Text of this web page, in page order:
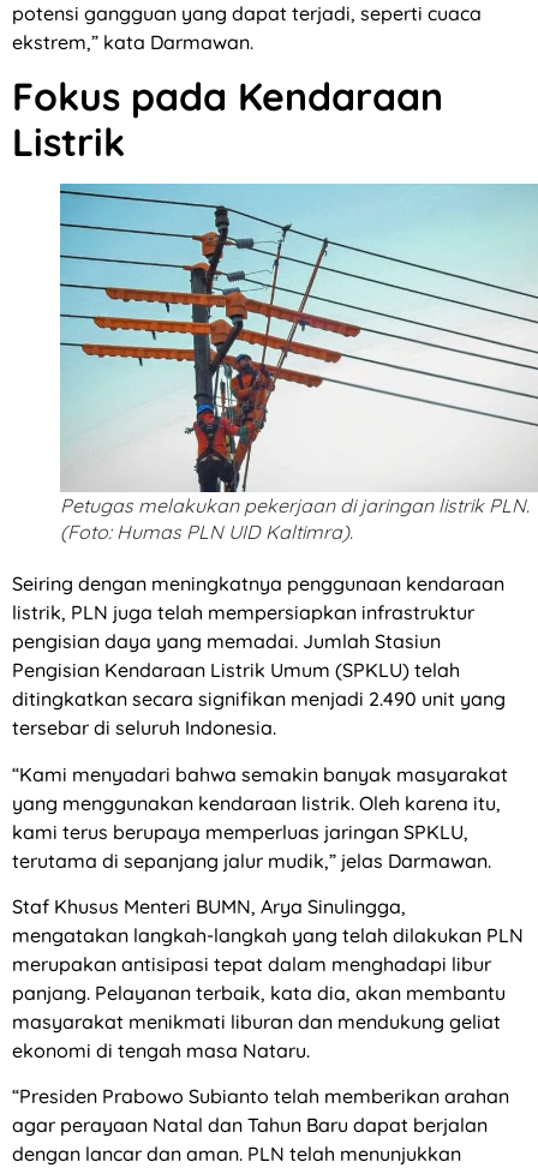
potensi gangguan yang dapat terjadi, seperti cuaca
ekstrem,” kata Darmawan.
Fokus pada Kendaraan
Listrik
Petugas melakukan pekerjaan di jaringan listrik PLN.
(Foto: Humas PLN UID Kaltimra).
Seiring dengan meningkatnya penggunaan kendaraan
listrik, PLN juga telah mempersiapkan infrastruktur
pengisian daya yang memadai. Jumlah Stasiun
Pengisian Kendaraan Listrik Umum (SPKLU) telah
ditingkatkan secara signifikan menjadi 2.490 unit yang
tersebar di seluruh Indonesia.
“Kami menyadari bahwa semakin banyak masyarakat
yang menggunakan kendaraan listrik. Oleh karena itu,
kami terus berupaya memperluas jaringan SPKLU,
terutama di sepanjang jalur mudik,” jelas Darmawan.
Staf Khusus Menteri BUMN, Arya Sinulingga,
mengatakan langkah-langkah yang telah dilakukan PLN
merupakan antisipasi tepat dalam menghadapi libur
panjang. Pelayanan terbaik, kata dia, akan membantu
masyarakat menikmati liburan dan mendukung geliat
ekonomi di tengah masa Nataru.
“Presiden Prabowo Subianto telah memberikan arahan
agar perayaan Natal dan Tahun Baru dapat berjalan
dengan lancar dan aman. PLN telah menunjukkan